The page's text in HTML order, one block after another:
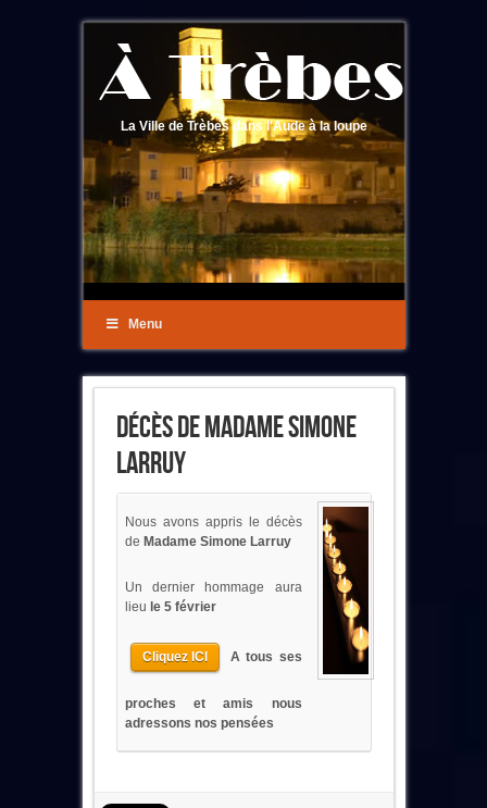
La Ville de Trèbes dans l'Aude à la loupe
Menu
Décès De Madame Simone
Larruy
Nous avons appris le décès
de Madame Simone Larruy
Un dernier hommage aura
lieu le 5 février
Cliquez ICI A tous ses
proches et amis nous
adressons nos pensées